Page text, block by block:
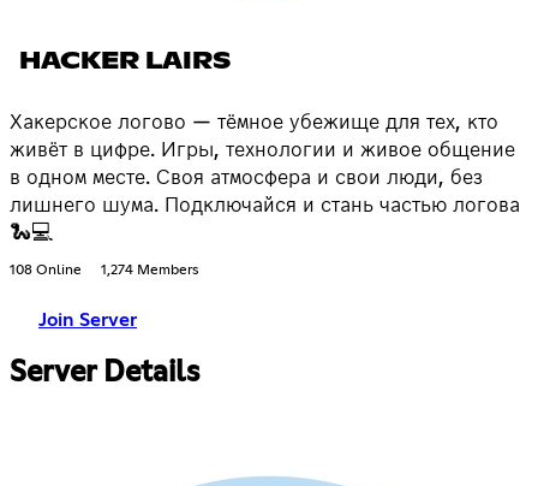
HACKER LAIRS
Хакерское логово — тёмное убежище для тех, кто
живёт в цифре. Игры, технологии и живое общение
в одном месте. Своя атмосфера и свои люди, без
лишнего шума. Подключайся и стань частью логова
🐍💻
108 Online 1,274 Members
Join Server
Server Details